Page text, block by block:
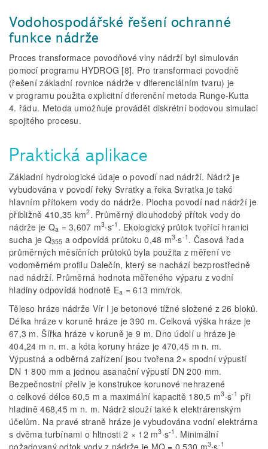
Vodohospodářské řešení ochranné
funkce nádrže
Proces transformace povodňové vlny nádrží byl simulován
pomocí programu HYDROG [8]. Pro transformaci povodně
(řešení základní rovnice nádrže v diferenciálním tvaru) je
v programu použita explicitní diferenční metoda Runge-Kutta
4. řádu. Metoda umožňuje provádět diskrétní bodovou simulaci
spojitého procesu.
Praktická aplikace
Základní hydrologické údaje o povodí nad nádrží. Nádrž je
vybudována v povodí řeky Svratky a řeka Svratka je také
hlavním přítokem vody do nádrže. Plocha povodí nad nádrží je
přibližně 410,35 km2. Průměrný dlouhodobý přítok vody do
nádrže je Qa = 3,607 m3∙s-1 . Ekologický průtok tvořící hranici
sucha je Q355 a odpovídá průtoku 0,48 m3∙s-1 . Časová řada
průměrných měsíčních průtoků byla použita z měření ve
vodoměrném profilu Dalečín, který se nachází bezprostředně
nad nádrží. Průměrná hodnota měřeného výparu z vodní
hladiny odpovídá hodnotě Ea = 613 mm/rok.
Těleso hráze nádrže Vír I je betonové tížné složené z 26 bloků.
Délka hráze v koruně hráze je 390 m. Celková výška hráze je
67,3 m. Šířka hráze v koruně je 9 m. Dno údolí u hráze je
404,24 m n. m. a kóta koruny hráze je 470,45 m n. m.
Výpustná a odběrná zařízení jsou tvořena 2× spodní výpustí
DN 1 800 mm a jednou asanační výpustí DN 200 mm.
Bezpečnostní přeliv je konstrukce korunové nehrazené
o celkové délce 60,5 m a maximální kapacitě 180,5 m3∙s-1 při
hladině 468,45 m n. m. Nádrž slouží také k elektrárenským
účelům. Na pravé straně hráze je vybudována vodní elektrárna
s dvěma turbínami o hltnosti 2 × 12 m3∙s-1 . Minimální
požadovaný odtok vody z nádrže je MQ = 0,530 m3∙s-1